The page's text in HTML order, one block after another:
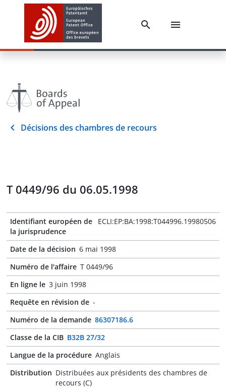
Décisions des chambres de recours
T 0449/96 du 06.05.1998
Identifiant européen de
la jurisprudence
ECLI:EP:BA:1998:T044996.19980506
Date de la décision 6 mai 1998
Numéro de l'affaire T 0449/96
En ligne le 3 juin 1998
Requête en révision de -
Numéro de la demande 86307186.6
Classe de la CIB B32B 27/32
Langue de la procédure Anglais
Distribution Distribuées aux présidents des chambres de
recours (C)